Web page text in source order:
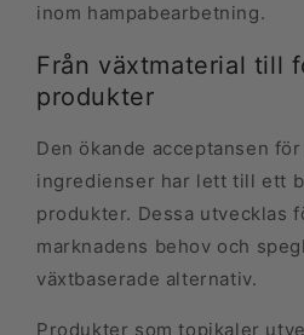
inom hampabearbetning.
Från växtmaterial till
produkter
Den ökande acceptansen
ingredienser har lett till ett
produkter. Dessa utvecklas
marknadens behov och
växtbaserade alternativ.
Produkter som topikaler